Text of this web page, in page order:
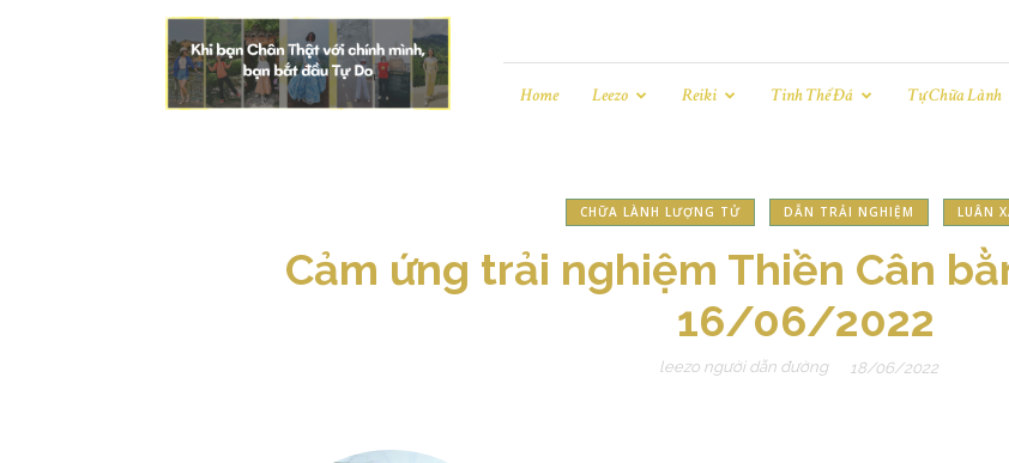
Leezo
|
Chân
Thật
Home Leezo Reiki Tinh Thể Đá Tự Chữa Lành
CHỮA LÀNH LƯỢNG TỬ DẪN TRẢI NGHIỆM LUÂN
Cảm ứng trải nghiệm Thiền Cân
16/06/2022
leezo người dẫn đường 18/06/2022